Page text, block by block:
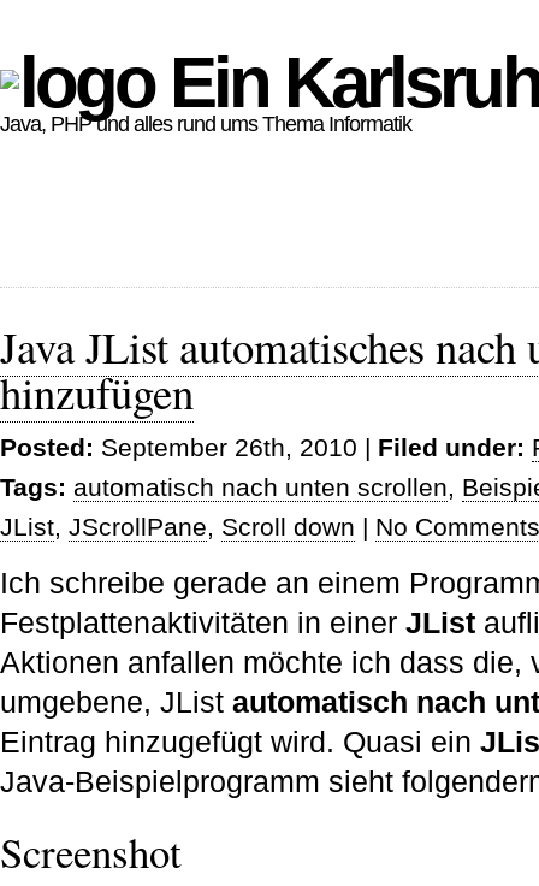
Ein
Java, PHP und alles rund ums Thema Informatik
Java JList automatisches
hinzufügen
Posted: September 26th, 2010 | Filed under:
Tags: automatisch nach unten scrollen,
JList, JScrollPane, Scroll down | No
Ich schreibe gerade an einem
Festplattenaktivitäten in einer JList
Aktionen anfallen möchte ich dass die,
umgebene, JList automatisch nach
Eintrag hinzugefügt wird. Quasi ein
Java-Beispielprogramm sieht
Screenshot